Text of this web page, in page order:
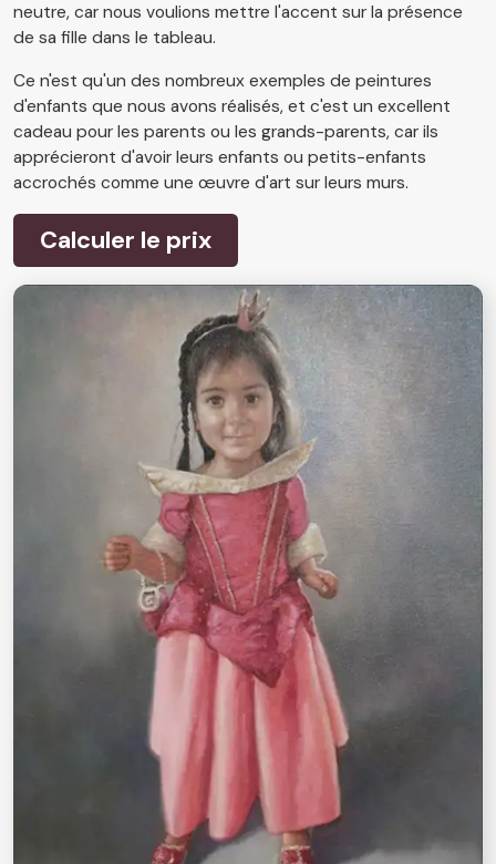
neutre, car nous voulions mettre l'accent sur la présence
de sa fille dans le tableau.
Ce n'est qu'un des nombreux exemples de peintures
d'enfants que nous avons réalisés, et c'est un excellent
cadeau pour les parents ou les grands-parents, car ils
apprécieront d'avoir leurs enfants ou petits-enfants
accrochés comme une œuvre d'art sur leurs murs.
Calculer le prix